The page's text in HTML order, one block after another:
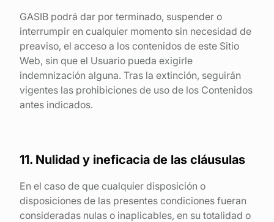
GASIB podrá dar por terminado, suspender o
interrumpir en cualquier momento sin necesidad de
preaviso, el acceso a los contenidos de este Sitio
Web, sin que el Usuario pueda exigirle
indemnización alguna. Tras la extinción, seguirán
vigentes las prohibiciones de uso de los Contenidos
antes indicados.
11. Nulidad y ineficacia de las cláusulas
En el caso de que cualquier disposición o
disposiciones de las presentes condiciones fueran
consideradas nulas o inaplicables, en su totalidad o